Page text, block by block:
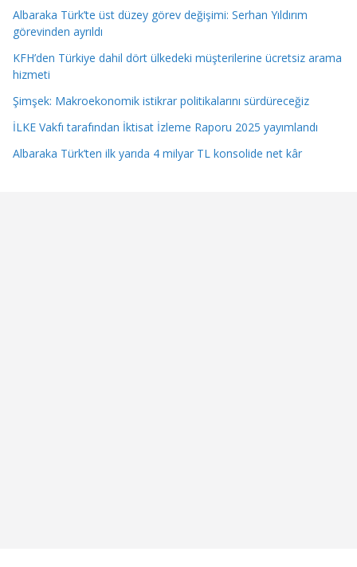
Albaraka Türk’te üst düzey görev değişimi: Serhan Yıldırım
görevinden ayrıldı
KFH’den Türkiye dahil dört ülkedeki müşterilerine ücretsiz arama
hizmeti
Şimşek: Makroekonomik istikrar politikalarını sürdüreceğiz
İLKE Vakfı tarafından İktisat İzleme Raporu 2025 yayımlandı
Albaraka Türk’ten ilk yarıda 4 milyar TL konsolide net kâr